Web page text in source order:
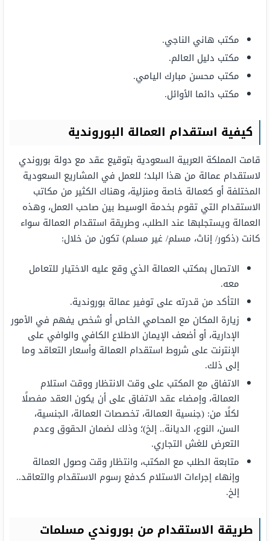
مكتب هاني الناجي.
مكتب دليل العالم.
مكتب محسن مبارك اليامي.
مكتب دائما الأوائل.
كيفية استقدام العمالة البوروندية
قامت المملكة العربية السعودية بتوقيع عقد مع دولة بوروندي
لاستقدام عمالة من هذا البلد؛ للعمل في المشاريع السعودية
المختلفة أو كعمالة خاصة ومنزلية، وهناك الكثير من مكاتب
الاستقدام التي تقوم بخدمة الوسيط بين صاحب العمل، وهذه
العمالة ويستجلبها عند الطلب، وطريقة استقدام العمالة سواء
كانت (ذكور/ إناث، مسلم/ غير مسلم) تكون من خلال:
الاتصال بمكتب العمالة الذي وقع عليه الاختيار للتعامل
معه.
التأكد من قدرته على توفير عمالة بوروندية.
زيارة المكان مع المحامي الخاص أو شخص يفهم في الأمور
الإدارية، أو أضعف الإيمان الاطلاع الكافي والوافي على
الإنترنت على شروط استقدام العمالة وأسعار التعاقد وما
إلى ذلك.
الاتفاق مع المكتب على وقت الانتظار ووقت استلام
العمالة، وإمضاء عقد الاتفاق على أن يكون العقد مفصلًا
لكلًا من: (جنسية العمالة، تخصصات العمالة، الجنسية،
السن، النوع، الديانة.. إلخ)؛ وذلك لضمان الحقوق وعدم
التعرض للغش التجاري.
متابعة الطلب مع المكتب، وانتظار وقت وصول العمالة
وإنهاء إجراءات الاستلام كدفع رسوم الاستقدام والتعاقد..
إلخ.
طريقة الاستقدام من بوروندي مسلمات